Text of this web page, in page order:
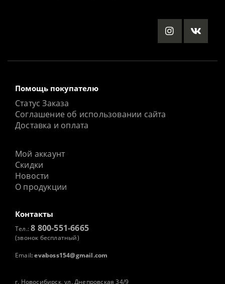
Помощь покупателю
Статус Заказа
Соглашение об использовании сайта
Доставка и оплата
Мой аккаунт
Скидки
Новости
О продукции
Контакты
Тел.:8 800-551-6665
(звонок бесплатный)
Email: evaboss154@gmail.com
г. Новосибирск, ул. Днепровская 34/9